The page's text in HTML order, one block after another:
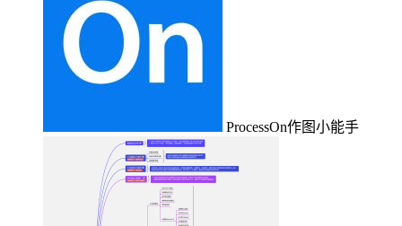
ProcessOn作图小能手